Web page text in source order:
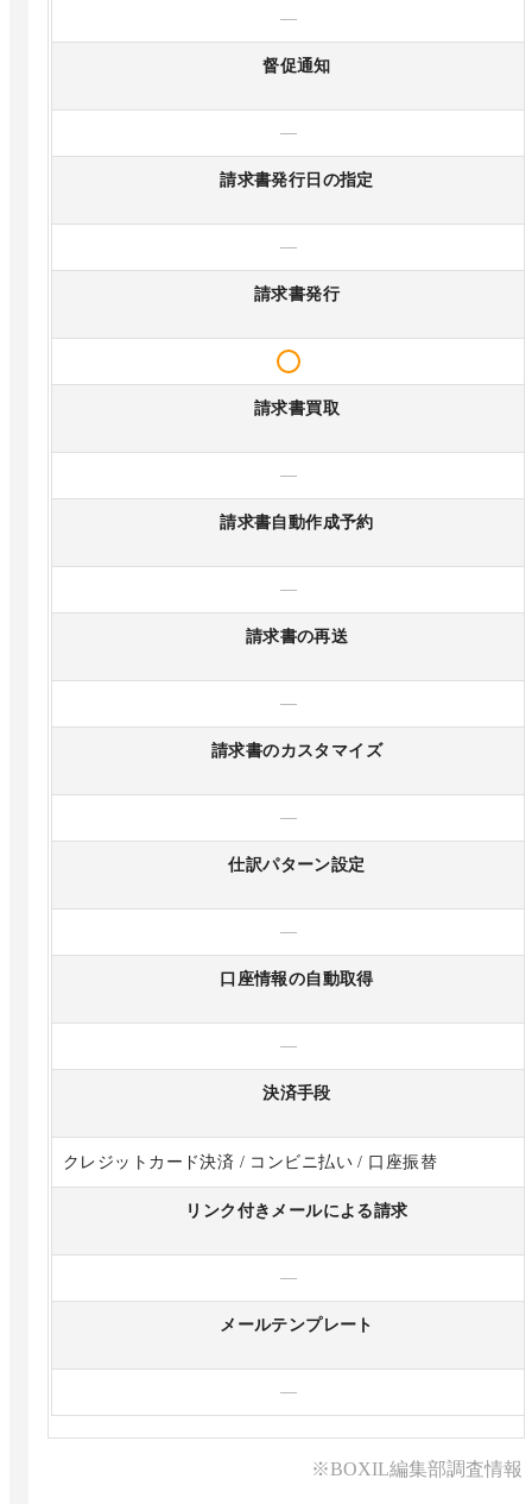
—
督促通知
—
請求書発行日の指定
—
請求書発行
請求書買取
—
請求書自動作成予約
—
請求書の再送
—
請求書のカスタマイズ
—
仕訳パターン設定
—
口座情報の自動取得
—
決済手段
クレジットカード決済 / コンビニ払い / 口座振替
リンク付きメールによる請求
—
メールテンプレート
—
※BOXIL編集部調査情報